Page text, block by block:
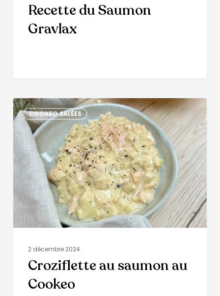
Recette du Saumon
Gravlax
COOKEO SALÉES
2 décembre 2024
Croziflette au saumon au
Cookeo